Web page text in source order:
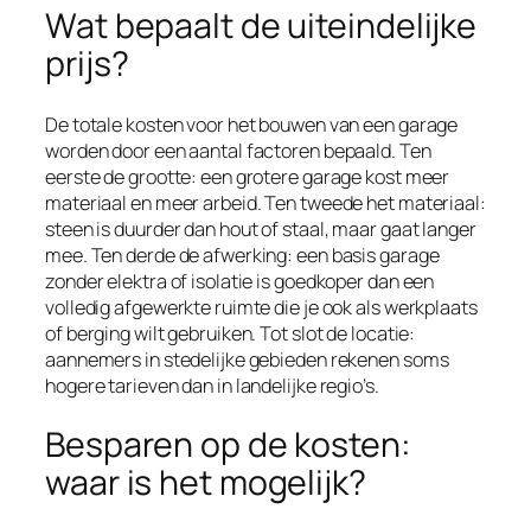
Wat bepaalt de uiteindelijke
prijs?
De totale kosten voor het bouwen van een garage
worden door een aantal factoren bepaald. Ten
eerste de grootte: een grotere garage kost meer
materiaal en meer arbeid. Ten tweede het materiaal:
steen is duurder dan hout of staal, maar gaat langer
mee. Ten derde de afwerking: een basis garage
zonder elektra of isolatie is goedkoper dan een
volledig afgewerkte ruimte die je ook als werkplaats
of berging wilt gebruiken. Tot slot de locatie:
aannemers in stedelijke gebieden rekenen soms
hogere tarieven dan in landelijke regio’s.
Besparen op de kosten:
waar is het mogelijk?